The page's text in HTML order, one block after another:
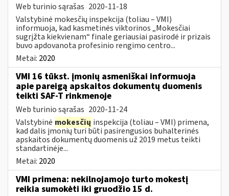
Web turinio sąrašas 2020-11-18
Valstybinė mokesčių inspekcija (toliau – VMI)
informuoja, kad kasmetinės viktorinos „Mokesčiai
sugrįžta kiekvienam“ finale geriausiai pasirodė ir prizais
buvo apdovanota profesinio rengimo centro...
Metai: 2020
VMI 16 tūkst. įmonių asmeniškai informuoja
apie pareigą apskaitos dokumentų duomenis
teikti SAF-T rinkmenoje
Web turinio sąrašas 2020-11-24
Valstybinė mokesčių inspekcija (toliau – VMI) primena,
kad dalis įmonių turi būti pasirengusios buhalterinės
apskaitos dokumentų duomenis už 2019 metus teikti
standartinėje...
Metai: 2020
VMI primena: nekilnojamojo turto mokestį
reikia sumokėti iki gruodžio 15 d.